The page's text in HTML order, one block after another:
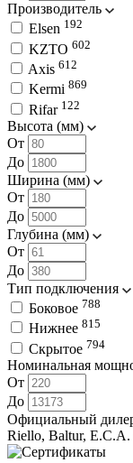
Производитель
Elsen 192
KZTO 602
Axis 612
Kermi 869
Rifar 122
Высота (мм)
От
До
Ширина (мм)
От
До
Глубина (мм)
От
До
Тип подключения
Боковое 788
Нижнее 815
Скрытое 794
Номинальная
От
До
Официальный
Riello, Baltur, E.C.A.